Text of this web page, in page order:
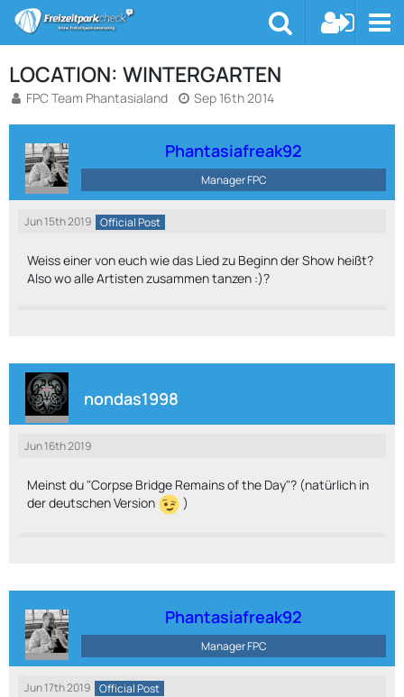
LOCATION: WINTERGARTEN
FPC Team Phantasialand Sep 16th 2014
Phantasiafreak92
Manager FPC
Jun 15th 2019 Official Post
Weiss einer von euch wie das Lied zu Beginn der Show heißt?
Also wo alle Artisten zusammen tanzen :)?
nondas1998
Jun 16th 2019
Meinst du "Corpse Bridge Remains of the Day"? (natürlich in
der deutschen Version
)
Phantasiafreak92
Manager FPC
Jun 17th 2019 Official Post